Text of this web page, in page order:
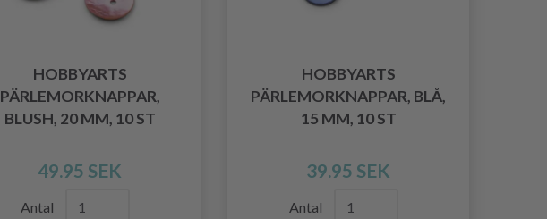
HOBBYARTS
PÄRLEMORKNAPPAR,
BLUSH, 20 MM, 10 ST
49.95 SEK
Antal
HOBBYARTS
PÄRLEMORKNAPPAR, BLÅ,
15 MM, 10 ST
39.95 SEK
Antal